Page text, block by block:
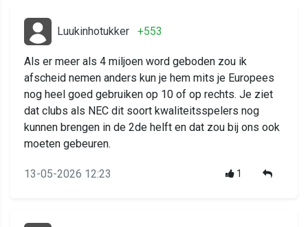
Luukinhotukker +553
Als er meer als 4 miljoen word geboden zou ik
afscheid nemen anders kun je hem mits je Europees
nog heel goed gebruiken op 10 of op rechts. Je ziet
dat clubs als NEC dit soort kwaliteitsspelers nog
kunnen brengen in de 2de helft en dat zou bij ons ook
moeten gebeuren.
13-05-2026 12:23 1